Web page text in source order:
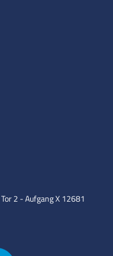
Tor 2 - Aufgang X12681